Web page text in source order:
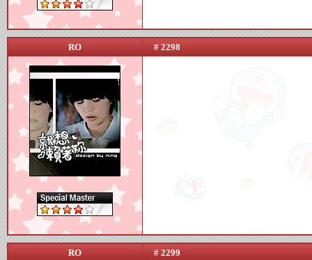
RO # 2298
RO # 2299